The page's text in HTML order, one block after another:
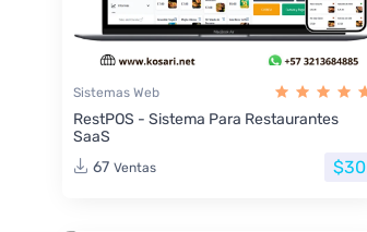
Sistemas Web
RestPOS - Sistema Para Restaurantes
SaaS
67 Ventas $30